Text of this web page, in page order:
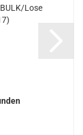
Lose